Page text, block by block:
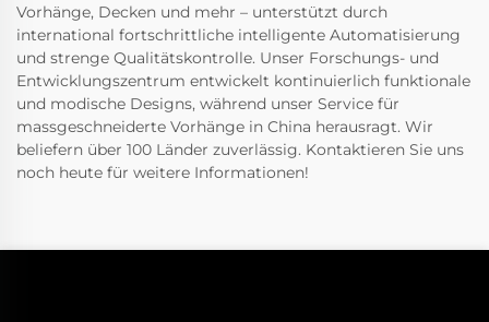
Vorhänge, Decken und mehr – unterstützt durch
international fortschrittliche intelligente Automatisierung
und strenge Qualitätskontrolle. Unser Forschungs- und
Entwicklungszentrum entwickelt kontinuierlich funktionale
und modische Designs, während unser Service für
massgeschneiderte Vorhänge in China herausragt. Wir
beliefern über 100 Länder zuverlässig. Kontaktieren Sie uns
noch heute für weitere Informationen!